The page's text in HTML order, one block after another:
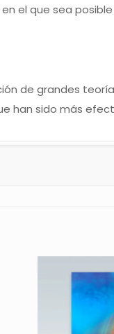
el que sea
de grandes
sido más
documentada